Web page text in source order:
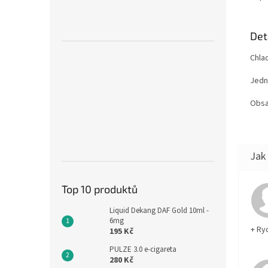
Top 10 produktů
Liquid Dekang DAF Gold 10ml -
6mg
195 Kč
PULZE 3.0 e-cigareta
280 Kč
+